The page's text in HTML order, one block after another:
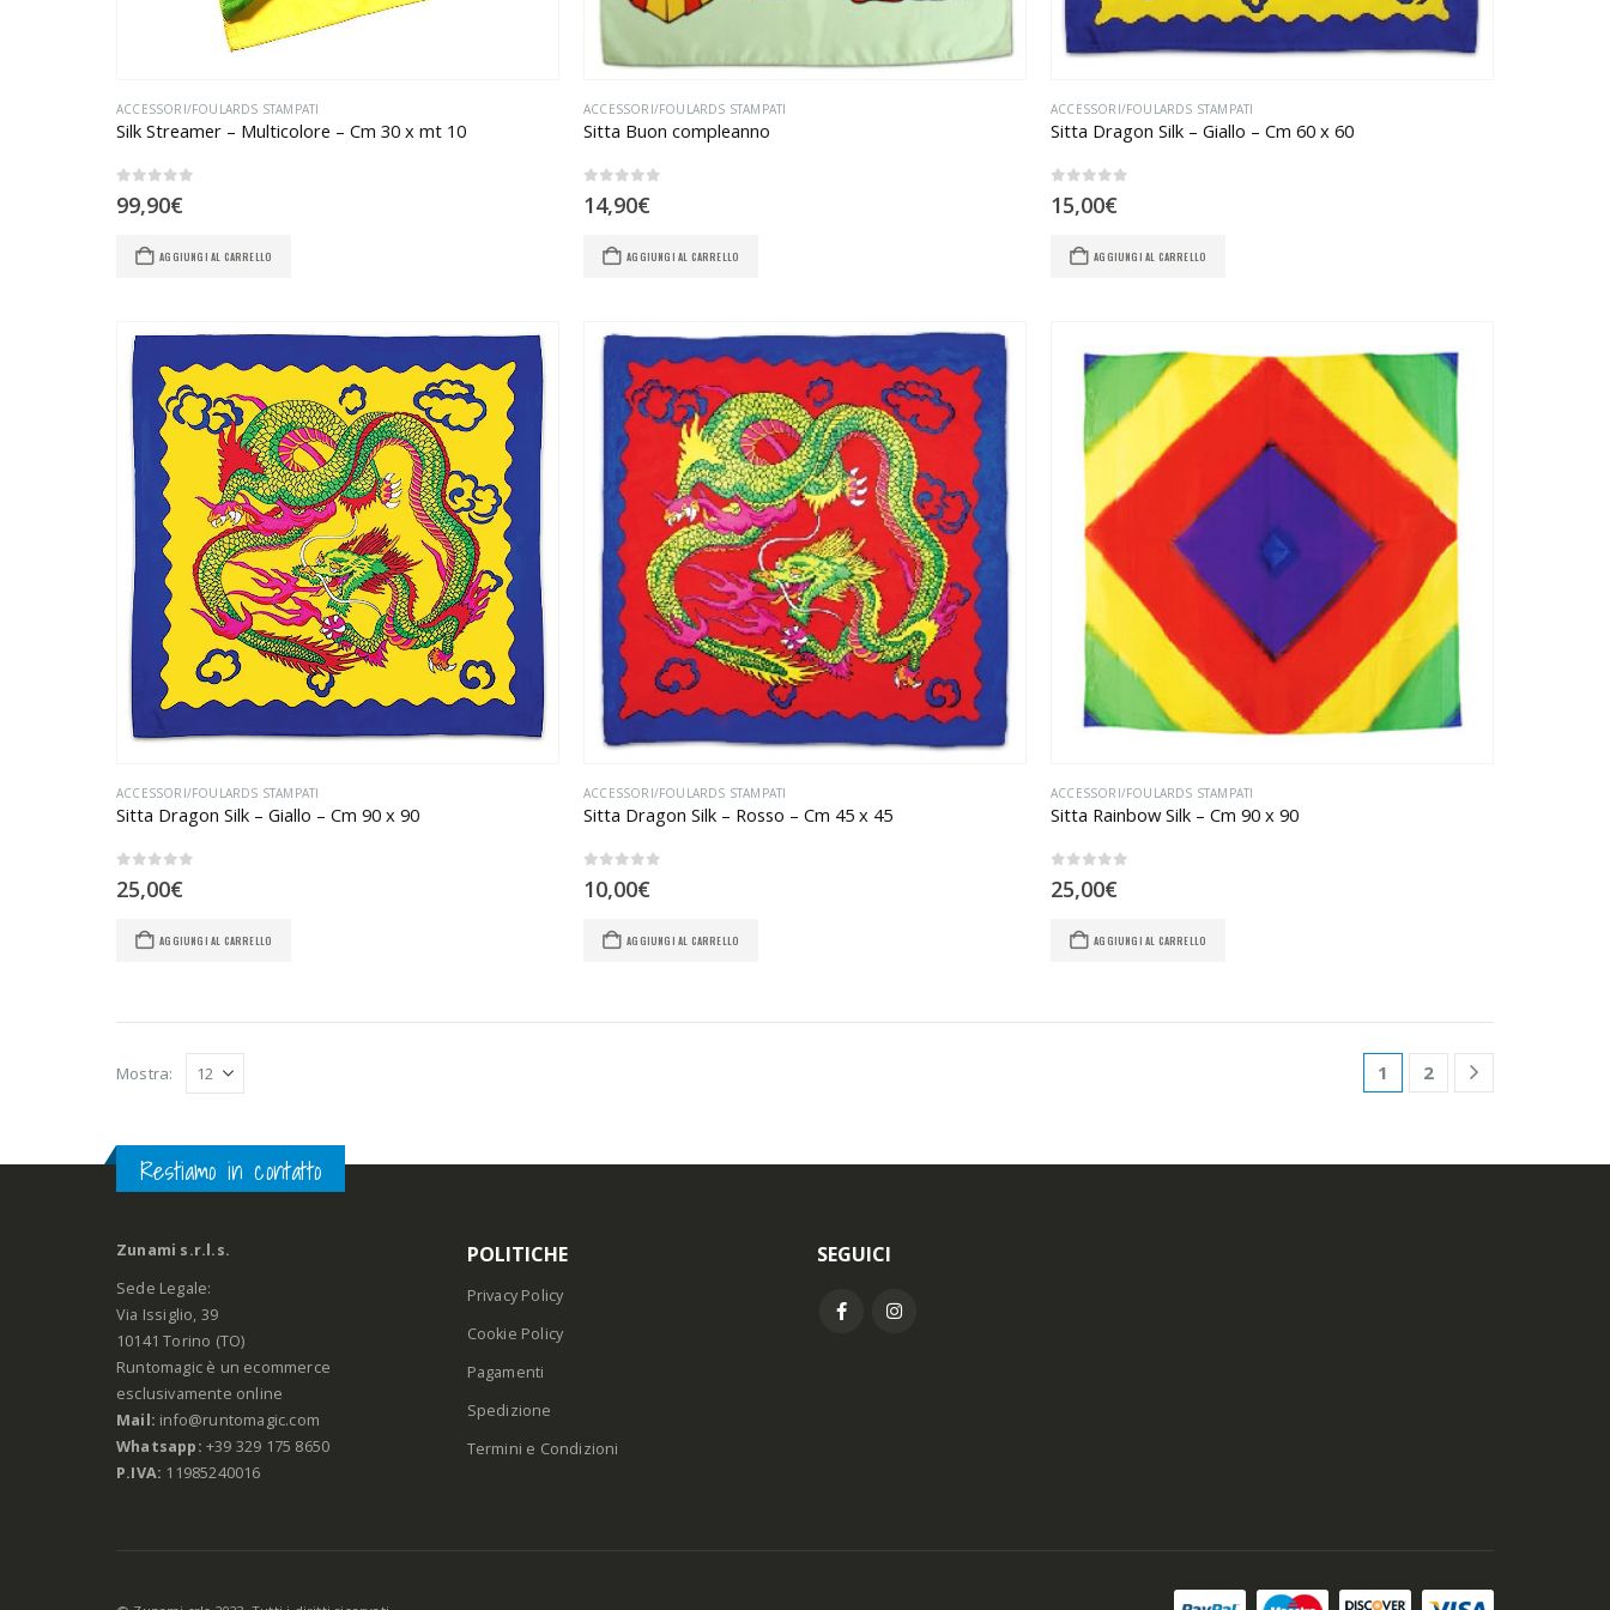
ACCESSORI/FOULARDS STAMPATI
Silk Streamer – Multicolore – Cm 30 x mt 10
99,90€
AGGIUNGI AL CARRELLO
ACCESSORI/FOULARDS STAMPATI
Sitta Buon compleanno
14,90€
AGGIUNGI AL CARRELLO
ACCESSORI/FOULARDS STAMPATI
Sitta Dragon Silk – Giallo – Cm 60 x 60
15,00€
AGGIUNGI AL CARRELLO
ACCESSORI/FOULARDS STAMPATI
Sitta Dragon Silk – Giallo – Cm 90 x 90
25,00€
AGGIUNGI AL CARRELLO
ACCESSORI/FOULARDS STAMPATI
Sitta Dragon Silk – Rosso – Cm 45 x 45
10,00€
AGGIUNGI AL CARRELLO
ACCESSORI/FOULARDS STAMPATI
Sitta Rainbow Silk – Cm 90 x 90
25,00€
AGGIUNGI AL CARRELLO
Mostra: 1 2
Restiamo in contatto
Zunami s.r.l.s.
Sede Legale:
Via Issiglio, 39
10141 Torino (TO)
Runtomagic è un ecommerce
esclusivamente online
Mail: info@runtomagic.com
Whatsapp: +39 329 175 8650
P.IVA: 11985240016
POLITICHE
Privacy Policy
Cookie Policy
Pagamenti
Spedizione
Termini e Condizioni
SEGUICI